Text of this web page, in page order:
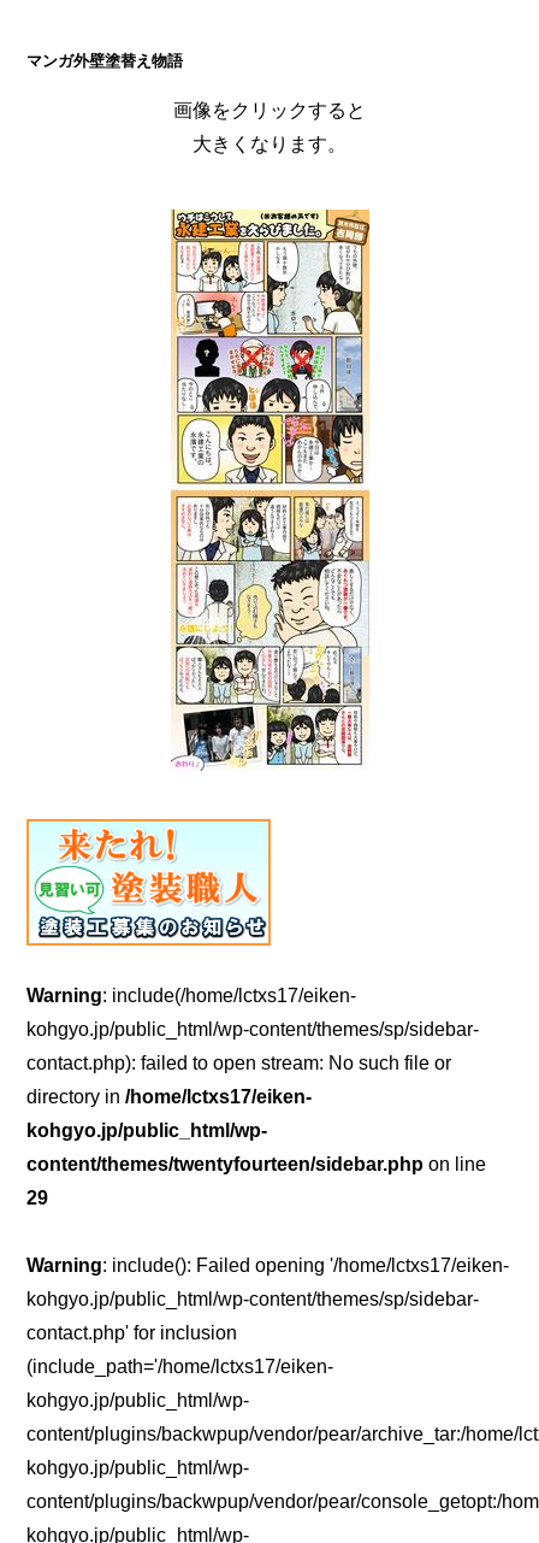
マンガ外壁塗替え物語
画像をクリックすると
大きくなります。
Warning: include(/home/lctxs17/eiken-
kohgyo.jp/public_html/wp-content/themes/sp/sidebar-
contact.php): failed to open stream: No such file or
directory in/home/lctxs17/eiken-
kohgyo.jp/public_html/wp-
content/themes/twentyfourteen/sidebar.php on line
29
Warning: include(): Failed opening '/home/lctxs17/eiken-
kohgyo.jp/public_html/wp-content/themes/sp/sidebar-
contact.php' for inclusion
(include_path='/home/lctxs17/eiken-
kohgyo.jp/public_html/wp-
content/plugins/backwpup/vendor/pear/archive_tar:/home/
kohgyo.jp/public_html/wp-
content/plugins/backwpup/vendor/pear/console_getopt:/
kohgyo.jp/public_html/wp-